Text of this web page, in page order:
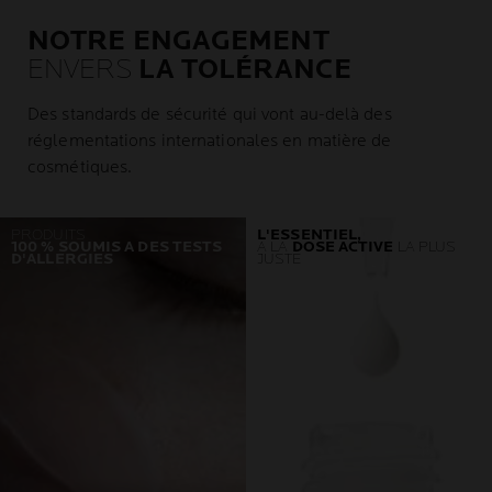
NOTRE ENGAGEMENT
ENVERS LA TOLÉRANCE
Des standards de sécurité qui vont au-delà des
réglementations internationales en matière de
cosmétiques.
100 % SOUMIS A DES TESTS
L'ESSENTIEL,
DOSE ACTIVE